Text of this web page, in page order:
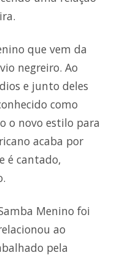
que vem da
negreiro. Ao
e junto deles
como
o novo estilo para
acaba por
é cantado,
Menino foi
ao
pela